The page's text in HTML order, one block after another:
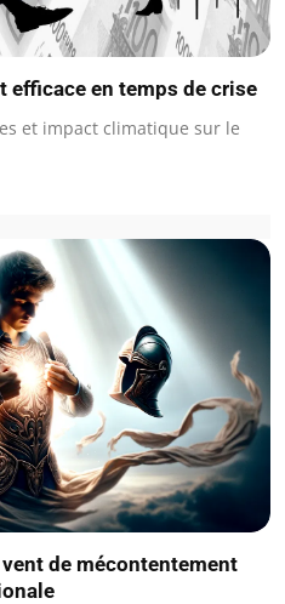
efficace en temps de crise
et impact climatique sur le
de mécontentement